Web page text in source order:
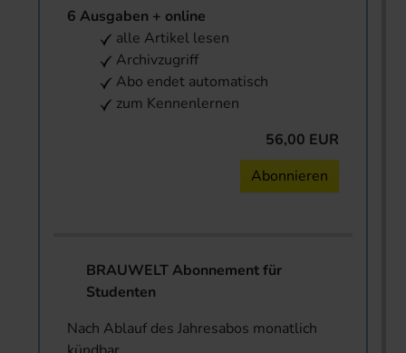
6 Ausgaben + online
alle Artikel lesen
Archivzugriff
Abo endet automatisch
zum Kennenlernen
56,00 EUR
Abonnieren
BRAUWELT Abonnement für
Studenten
Nach Ablauf des Jahresabos monatlich